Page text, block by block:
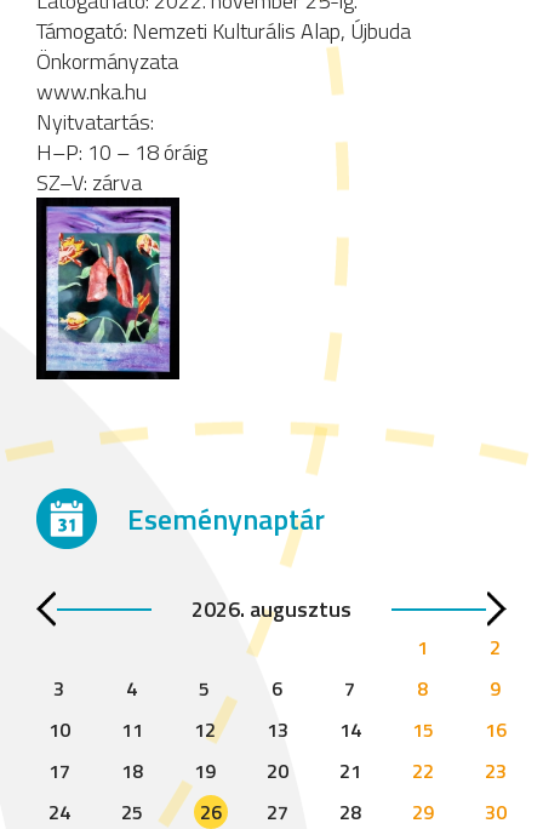
Támogató: Nemzeti Kulturális Alap, Újbuda
Önkormányzata
www.nka.hu
Nyitvatartás:
H–P: 10 – 18 óráig
SZ–V: zárva
Eseménynaptár
2026. augusztus
1
2
3
4 5 6 7 8
9
10
11 12 13 14 15
16
17
18 19 20 21 22
23
24
25 26 27 28 29
30